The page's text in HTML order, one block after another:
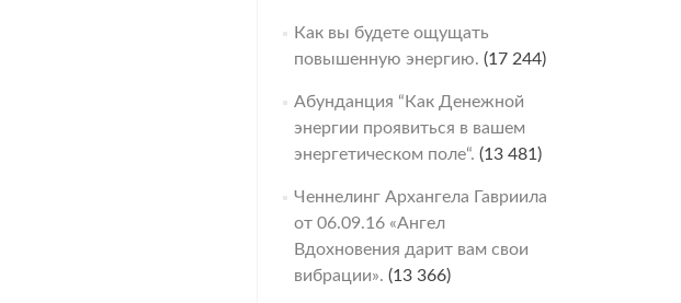
Как вы будете ощущать
повышенную энергию. (17 244)
Абунданция “Как Денежной
энергии проявиться в вашем
энергетическом поле“. (13 481)
Ченнелинг Архангела Гавриила
от 06.09.16 «Ангел
Вдохновения дарит вам свои
вибрации». (13 366)